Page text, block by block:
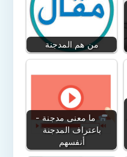
من هم المدجنة
ما معنى مدجنة -
باعتراف المدجنة
أنفسهم